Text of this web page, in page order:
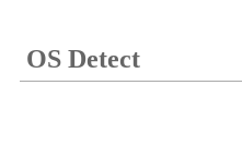
OS Detect